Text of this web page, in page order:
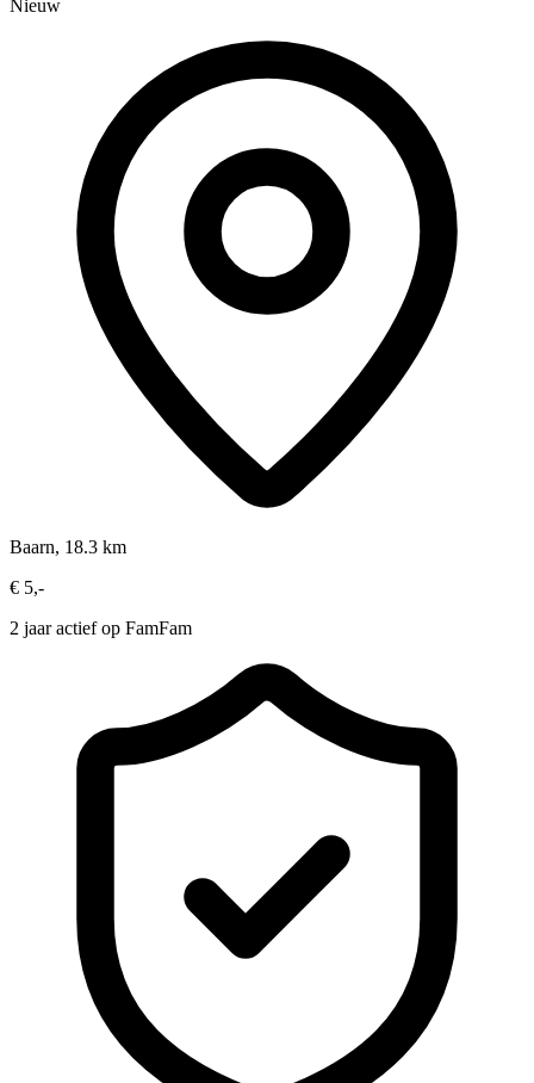
Nieuw
Baarn, 18.3 km
€ 5,-
2 jaar actief op FamFam